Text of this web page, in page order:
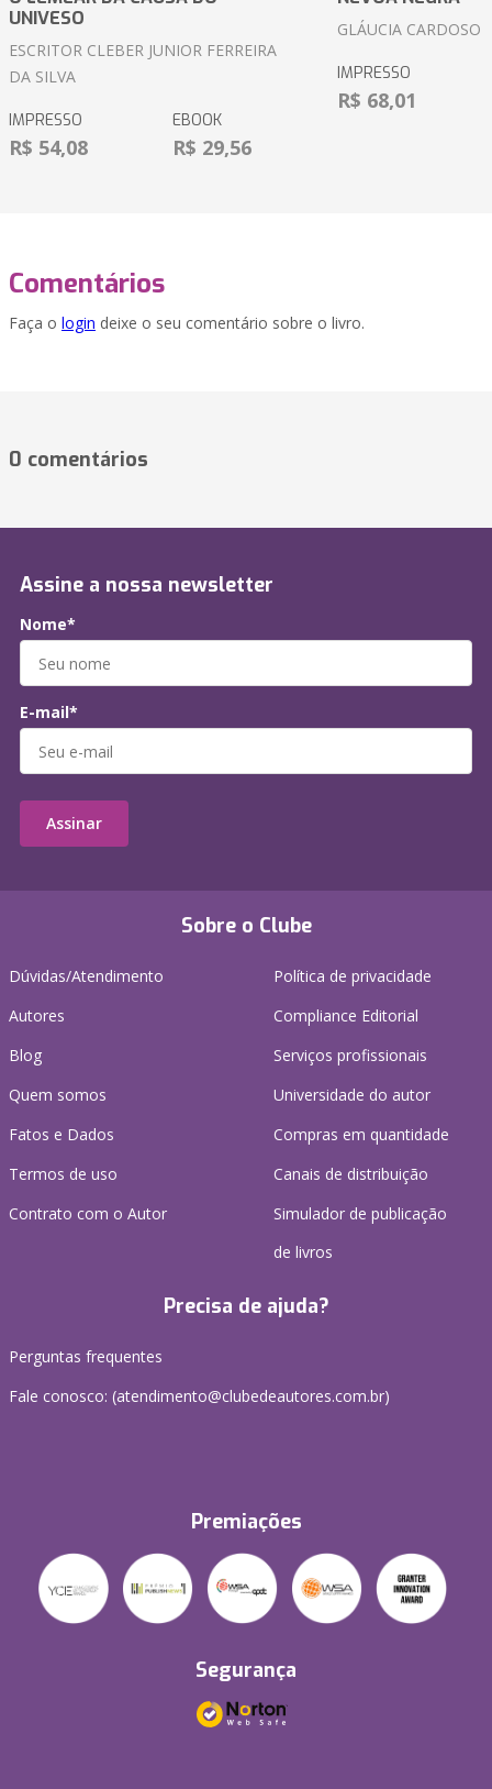
UNIVESO
ESCRITOR CLEBER JUNIOR FERREIRA
DA SILVA
IMPRESSO
R$ 54,08
EBOOK
R$ 29,56
GLÁUCIA CARDOSO
IMPRESSO
R$ 68,01
Comentários
Faça o login deixe o seu comentário sobre o livro.
0 comentários
Sobre o Clube
Dúvidas/Atendimento
Autores
Blog
Quem somos
Fatos e Dados
Termos de uso
Contrato com o Autor
Política de privacidade
Compliance Editorial
Serviços profissionais
Universidade do autor
Compras em quantidade
Canais de distribuição
Simulador de publicação
de livros
Precisa de ajuda?
Perguntas frequentes
Fale conosco: (atendimento@clubedeautores.com.br)
Premiações
Segurança
Assine a nossa newsletter
Nome*
E-mail*
Assinar